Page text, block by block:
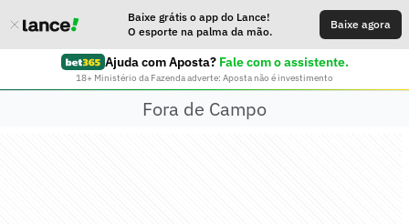
Baixe grátis o app do Lance!
O esporte na palma da mão.
Baixe agora
Ajuda com Aposta? Fale com o assistente.
18+ Ministério da Fazenda adverte: Aposta não é investimento
Fora de Campo